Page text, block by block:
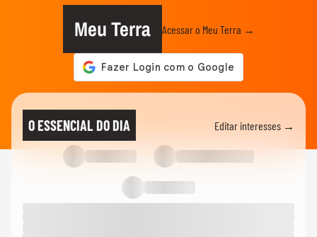
Meu Terra Acessar o Meu Terra →
O ESSENCIAL DO DIA Editar interesses →